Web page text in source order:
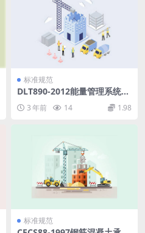
标准规范
DLT890-2012能量管理系统应
用程序接口(EMS-API)(第1-50
1部分共10篇).pdf
3 年前 14 1.98
标准规范